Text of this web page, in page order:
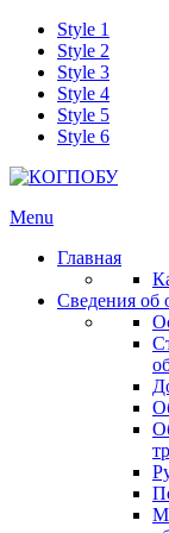
Style 1
Style 2
Style 3
Style 4
Style 5
Style 6
Menu
Главная
Сведения об